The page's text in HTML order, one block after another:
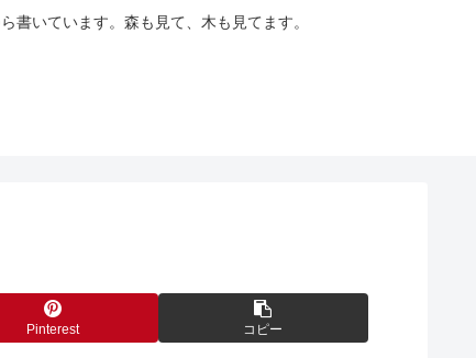
書いています。森も見て、木も見てます。
Pinterest コピー